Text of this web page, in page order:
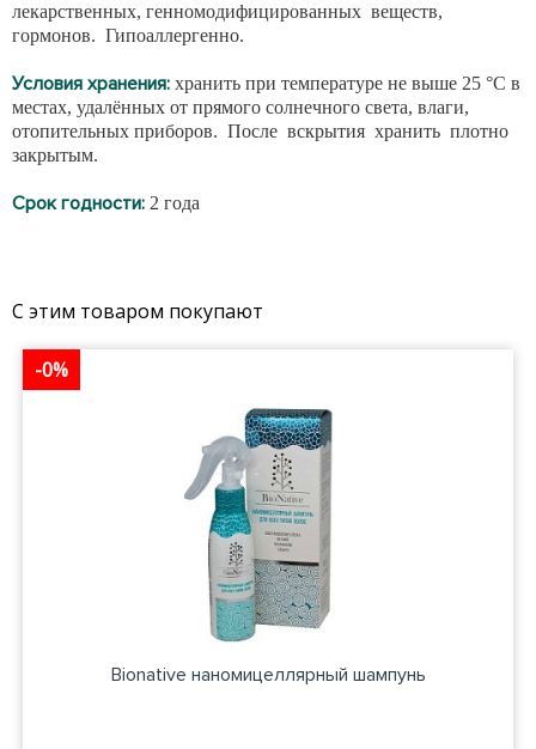
лекарственных, генномодифицированных веществ,
гормонов. Гипоаллергенно.
Условия хранения: хранить при температуре не выше 25 °С в
местах, удалённых от прямого солнечного света, влаги,
отопительных приборов. После вскрытия хранить плотно
закрытым.
Срок годности: 2 года
С этим товаром покупают
-0%
Bionative наномицеллярный шампунь